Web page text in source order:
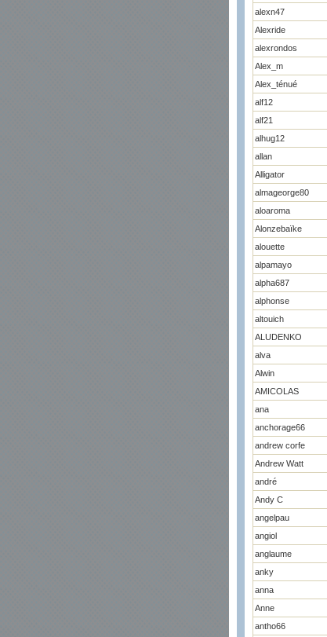
alexn47
Alexride
alexrondos
Alex_m
Alex_ténué
alf12
alf21
alhug12
allan
Alligator
almageorge80
aloaroma
Alonzebaïke
alouette
alpamayo
alpha687
alphonse
altouich
ALUDENKO
alva
Alwin
AMICOLAS
ana
anchorage66
andrew corfe
Andrew Watt
andré
Andy C
angelpau
angiol
anglaume
anky
anna
Anne
antho66